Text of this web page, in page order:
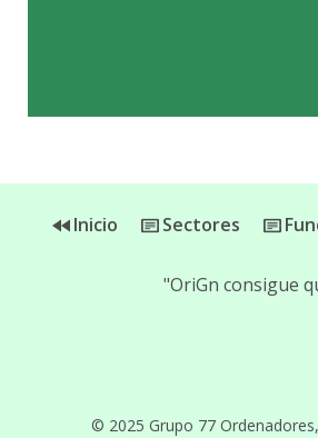
Inicio Sectores
© 2025 Grupo 77
"OriGn consigue